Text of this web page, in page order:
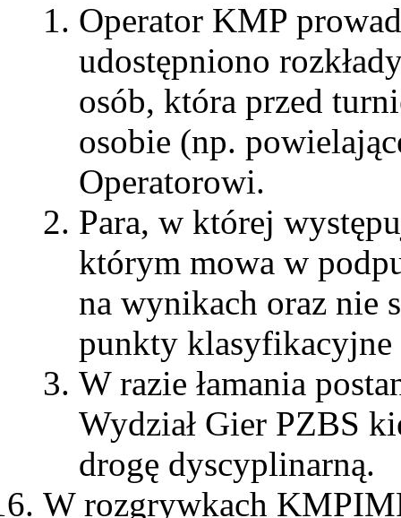
Operator KMP
udostępniono
osób, która przed
osobie (np.
Operatorowi.
Para, w której
którym mowa w
na wynikach oraz nie
punkty klasyfikacyjne
W razie łamania
Wydział Gier PZBS
drogę dyscyplinarną.
W rozgrywkach